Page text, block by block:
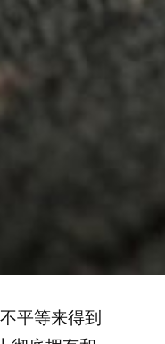
平等来得到